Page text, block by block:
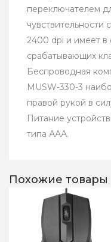
переключателем
чувствительности
2400 dpi и имеет в
срабатывающих
Беспроводная
MUSW-330-3
правой рукой в
Питание
типа ААА.
Похожие товары